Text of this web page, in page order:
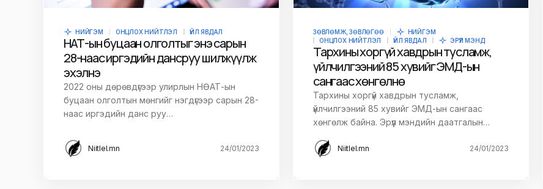
НИЙГЭМ ОНЦЛОХ НИЙТЛЭЛ ҮЙЛ ЯВДАЛ
НӨАТ-ын буцаан олголтыг энэ сарын
28-наас иргэдийн дансруу шилжүүлж
эхэлнэ
2022 оны дөрөвдүгээр улирлын НӨАТ-ын
буцаан олголтын мөнгийг нэгдүгээр сарын 28-
наас иргэдийн данс руу…
Niitlel.mn 24/01/2023
ЗӨВЛӨМЖ, ЗӨВЛӨГӨӨ
НИЙГЭМ
ОНЦЛОХ НИЙТЛЭЛ
ҮЙЛ ЯВДАЛ ЭРҮҮЛ МЭНД
Тархины хоргүй хавдрын тусламж,
үйлчилгээний 85 хувийг ЭМД-ын
сангаас хөнгөлнө
Тархины хоргүй хавдрын тусламж,
үйлчилгээний 85 хувийг ЭМД-ын сангаас
хөнгөлж байна. Эрүүл мэндийн даатгалын…
Niitlel.mn 24/01/2023